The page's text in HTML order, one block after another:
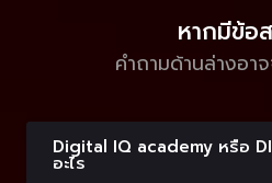
หากมีข้อ
คำถามด้านล่างอา
Digital IQ academy หรือ
อะไร